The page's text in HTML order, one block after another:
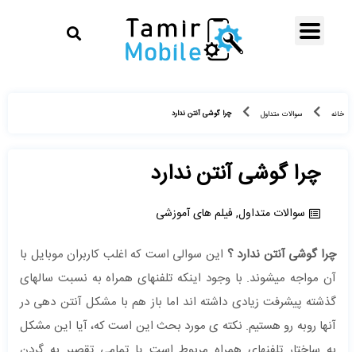
خانه سوالات متداول چرا گوشی آنتن ندارد
چرا گوشی آنتن ندارد
سوالات متداول, فیلم های آموزشی
چرا گوشی آنتن ندارد ؟ این سوالی است که اغلب کاربران موبایل با
آن مواجه میشوند. با وجود اینکه تلفنهای همراه به نسبت سالهای
گذشته پیشرفت زیادی داشته اند اما باز هم با مشکل آنتن دهی در
آنها روبه رو هستیم. نکته ی مورد بحث این است که، آیا این مشکل